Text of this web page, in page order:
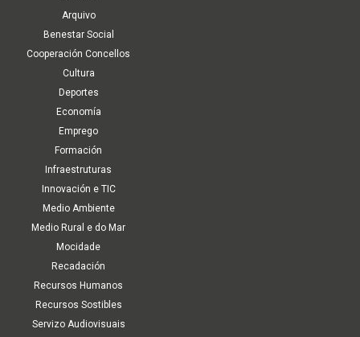
Arquivo
Benestar Social
Cooperación Concellos
Cultura
Deportes
Economía
Emprego
Formación
Infraestruturas
Innovación e TIC
Medio Ambiente
Medio Rural e do Mar
Mocidade
Recadación
Recursos Humanos
Recursos Sostibles
Servizo Audiovisuais